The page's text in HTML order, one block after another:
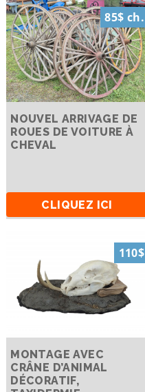
85$ ch.
NOUVEL ARRIVAGE DE
ROUES DE VOITURE À
CHEVAL
CLIQUEZ ICI
110$
MONTAGE AVEC
CRÂNE D’ANIMAL
DÉCORATIF,